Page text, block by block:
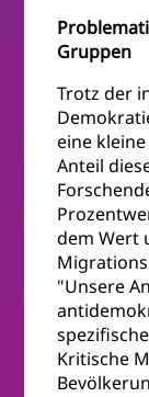
Gruppen
Trotz der
eine
Anteil
dem Wert
"Unsere
Kritische